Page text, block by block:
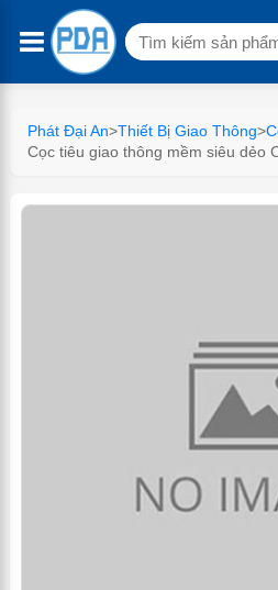
Tìm
Phát Đại An>Thiết Bị Giao Thông>
Cọc tiêu giao thông mềm siêu dẻo